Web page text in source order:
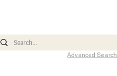
Advanced Search